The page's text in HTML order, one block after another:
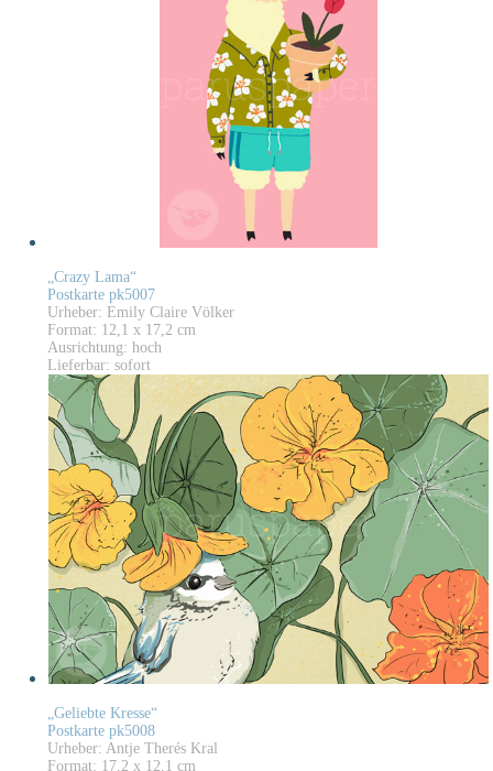
„Crazy Lama“
Postkarte pk5007
Urheber: Emily Claire Völker
Format: 12,1 x 17,2 cm
Ausrichtung: hoch
Lieferbar: sofort
„Geliebte Kresse“
Postkarte pk5008
Urheber: Antje Therés Kral
Format: 17,2 x 12,1 cm